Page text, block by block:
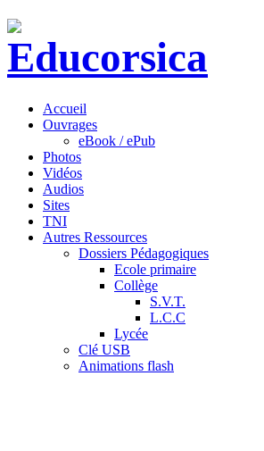
Accueil
Ouvrages
eBook / ePub
Photos
Vidéos
Audios
Sites
TNI
Autres Ressources
Dossiers Pédagogiques
Ecole primaire
Collège
S.V.T.
L.C.C
Lycée
Clé USB
Animations flash